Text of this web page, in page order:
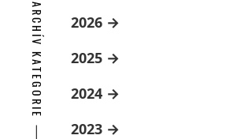
ARCHÍV KATEGORIE 2026
2025
2024
2023